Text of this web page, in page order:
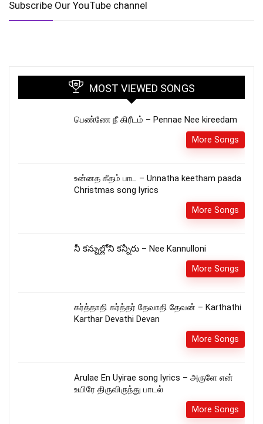
Subscribe Our YouTube channel
MOST VIEWED SONGS
பெண்ணே நீ கிரீடம் – Pennae Nee kireedam
More Songs
உன்னத கீதம் பாட – Unnatha keetham paada
Christmas song lyrics
More Songs
నీ కన్నుల్లోని కన్నీరు – Nee Kannulloni
More Songs
கர்த்தாதி கர்த்தர் தேவாதி தேவன் – Karthathi
Karthar Devathi Devan
More Songs
Arulae En Uyirae song lyrics – அருளே என்
உயிரே திருவிருந்து பாடல்
More Songs